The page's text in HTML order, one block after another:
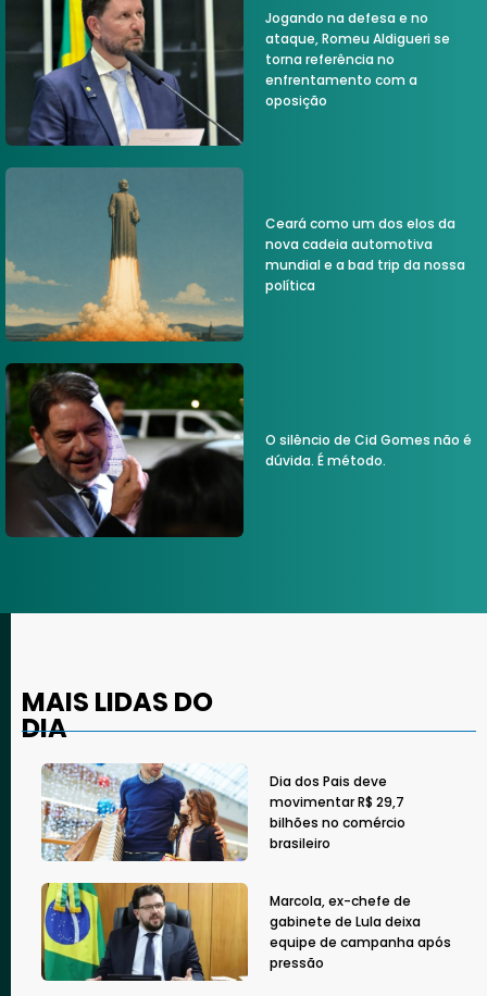
Jogando na defesa e no
ataque, Romeu Aldigueri se
torna referência no
enfrentamento com a
oposição
Ceará como um dos elos da
nova cadeia automotiva
mundial e a bad trip da nossa
política
O silêncio de Cid Gomes não é
dúvida. É método.
MAIS LIDAS DO
DIA
Dia dos Pais deve
movimentar R$ 29,7
bilhões no comércio
brasileiro
Marcola, ex-chefe de
gabinete de Lula deixa
equipe de campanha após
pressão